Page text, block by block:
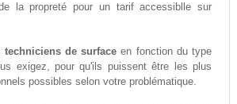
la propreté pour un tarif accessiblle sur
techniciens de surface en fonction du type
exigez, pour qu'ils puissent être les plus
possibles selon votre problématique.